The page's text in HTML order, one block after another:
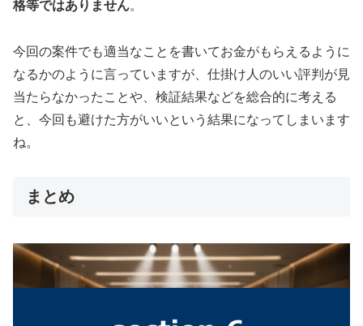
格等ではありません。
今回の案件でも適当なことを書いてお金がもらえるように
なるかのように言っていますが、仕掛け人のいい評判が見
当たらなかったことや、検証結果などを総合的に考える
と、今回も避けた方がいいという結果になってしまいます
ね。
まとめ